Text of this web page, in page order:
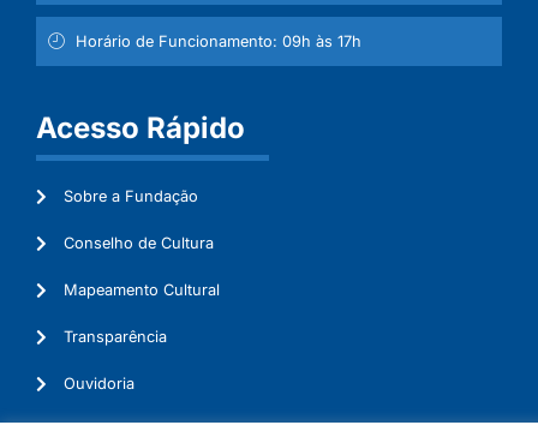
Horário de Funcionamento: 09h às 17h
Acesso Rápido
Sobre a Fundação
Conselho de Cultura
Mapeamento Cultural
Transparência
Ouvidoria